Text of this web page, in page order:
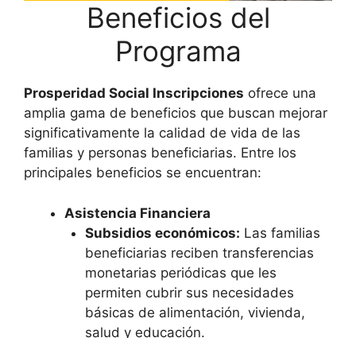
Beneficios del
Programa
Prosperidad Social Inscripciones ofrece una
amplia gama de beneficios que buscan mejorar
significativamente la calidad de vida de las
familias y personas beneficiarias. Entre los
principales beneficios se encuentran:
Asistencia Financiera
Subsidios económicos: Las familias
beneficiarias reciben transferencias
monetarias periódicas que les
permiten cubrir sus necesidades
básicas de alimentación, vivienda,
salud y educación.